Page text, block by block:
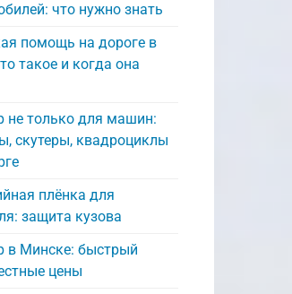
что нужно знать
помощь на дороге в
такое и когда она
не только для машин:
скутеры, квадроциклы
плёнка для
защита кузова
в Минске: быстрый
цены